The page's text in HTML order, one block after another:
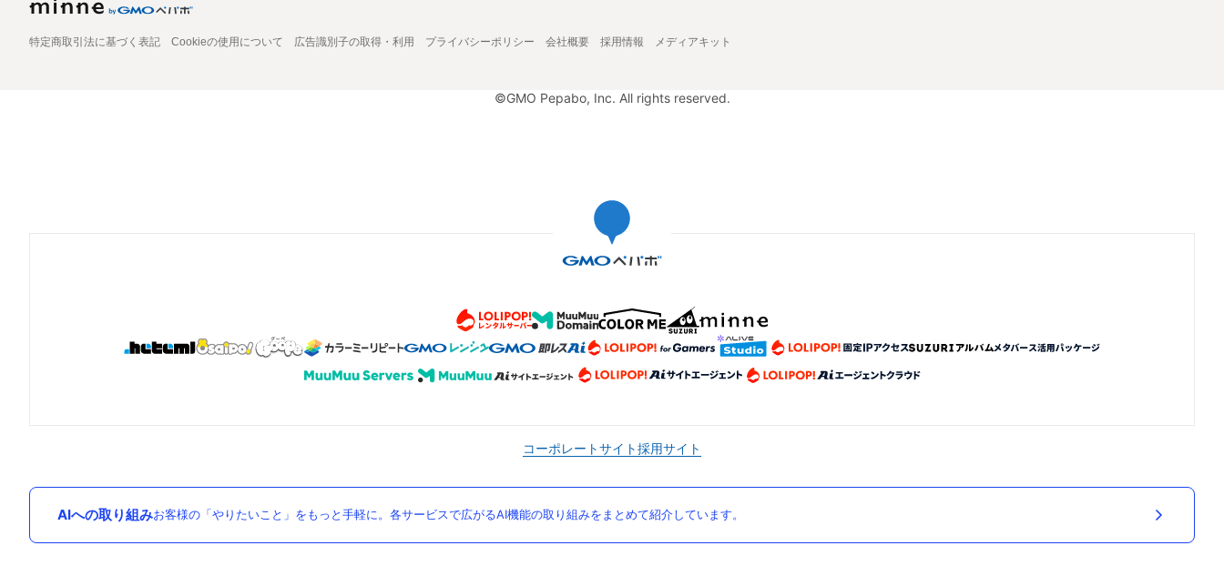
特定商取引法に基づく表記 Cookieの使用について 広告識別子の取得・利用 プライバシーポリシー 会社概要 採用情報 メディアキット
©GMO Pepabo, Inc. All rights reserved.
コーポレートサイト採用サイト
AIへの取り組みお客様の「やりたいこと」をもっと手軽に。各サービスで広がるAI機能の取り組みをまとめて紹介しています。